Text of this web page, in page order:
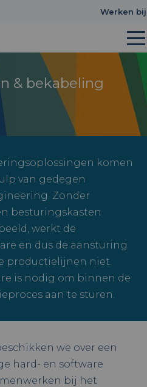
Werken bij
& bekabeling
komen
van gedegen
Zonder
besturingskasten
werkt de
en dus de aansturing
productielijnen niet.
is nodig om binnen de
aan te sturen.
we over een
hard- en software
bij het